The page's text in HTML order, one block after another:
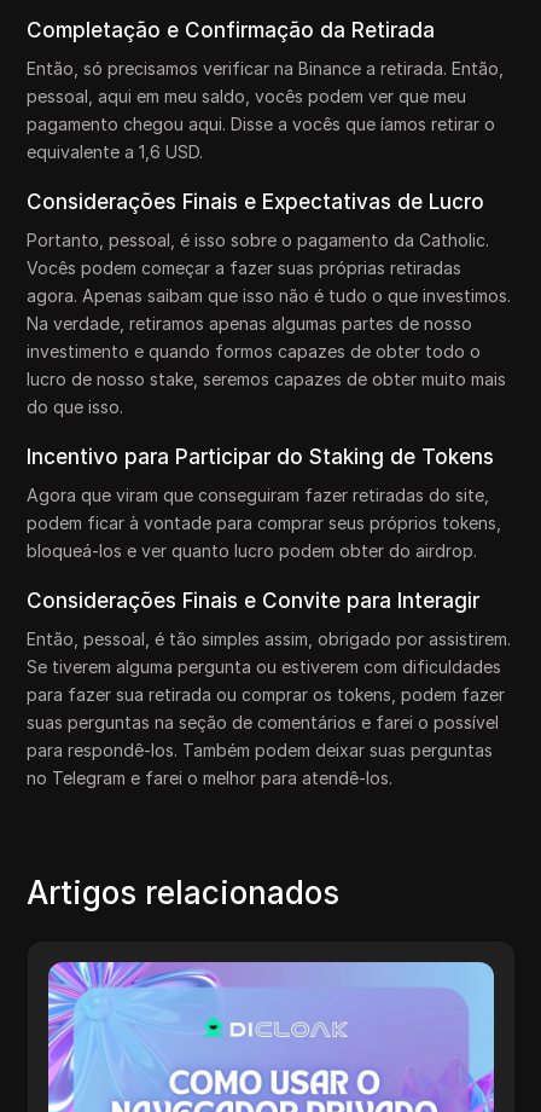
Completação e Confirmação da Retirada
Então, só precisamos verificar na Binance a retirada. Então,
pessoal, aqui em meu saldo, vocês podem ver que meu
pagamento chegou aqui. Disse a vocês que íamos retirar o
equivalente a 1,6 USD.
Considerações Finais e Expectativas de Lucro
Portanto, pessoal, é isso sobre o pagamento da Catholic.
Vocês podem começar a fazer suas próprias retiradas
agora. Apenas saibam que isso não é tudo o que investimos.
Na verdade, retiramos apenas algumas partes de nosso
investimento e quando formos capazes de obter todo o
lucro de nosso stake, seremos capazes de obter muito mais
do que isso.
Incentivo para Participar do Staking de Tokens
Agora que viram que conseguiram fazer retiradas do site,
podem ficar à vontade para comprar seus próprios tokens,
bloqueá-los e ver quanto lucro podem obter do airdrop.
Considerações Finais e Convite para Interagir
Então, pessoal, é tão simples assim, obrigado por assistirem.
Se tiverem alguma pergunta ou estiverem com dificuldades
para fazer sua retirada ou comprar os tokens, podem fazer
suas perguntas na seção de comentários e farei o possível
para respondê-los. Também podem deixar suas perguntas
no Telegram e farei o melhor para atendê-los.
Artigos relacionados